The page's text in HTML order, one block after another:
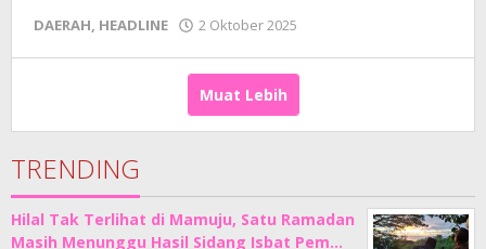
DAERAH, HEADLINE 2 Oktober 2025
Junaedi
Muat Lebih
TRENDING
Hilal Tak Terlihat di Mamuju, Satu Ramadan
Masih Menunggu Hasil Sidang Isbat Pem…